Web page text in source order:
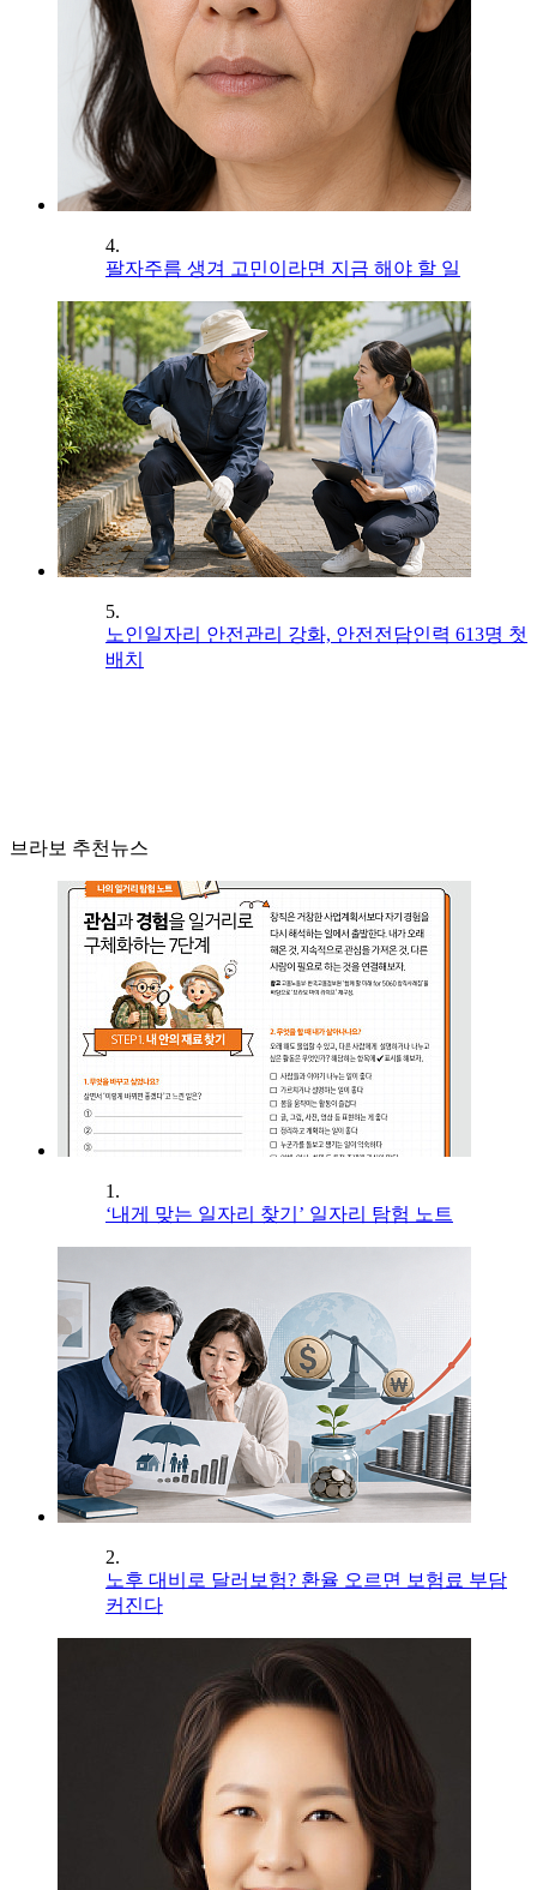
4.
팔자주름 생겨 고민이라면 지금 해야 할 일
5.
노인일자리 안전관리 강화, 안전전담인력 613명 첫
배치
브라보 추천뉴스
1.
‘내게 맞는 일자리 찾기’ 일자리 탐험 노트
2.
노후 대비로 달러보험? 환율 오르면 보험료 부담
커진다